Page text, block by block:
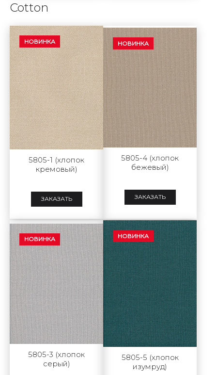
Cotton
НОВИНКА
5805-1 (хлопок
кремовый)
ЗАКАЗАТЬ
НОВИНКА
5805-4 (хлопок
бежевый)
ЗАКАЗАТЬ
НОВИНКА
5805-3 (хлопок
серый)
НОВИНКА
5805-5 (хлопок
изумруд)